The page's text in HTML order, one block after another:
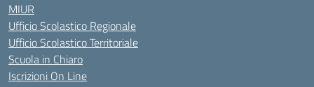
MIUR
Ufficio Scolastico Regionale
Ufficio Scolastico Territoriale
Scuola in Chiaro
Iscrizioni On Line